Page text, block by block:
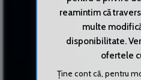
reamintim că
multe
disponibilitate.
ofertele
Ține cont că, pentru